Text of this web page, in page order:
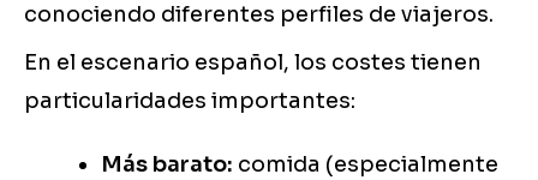
conociendo diferentes perfiles de viajeros.
En el escenario español, los costes tienen
particularidades importantes:
Más barato: comida (especialmente